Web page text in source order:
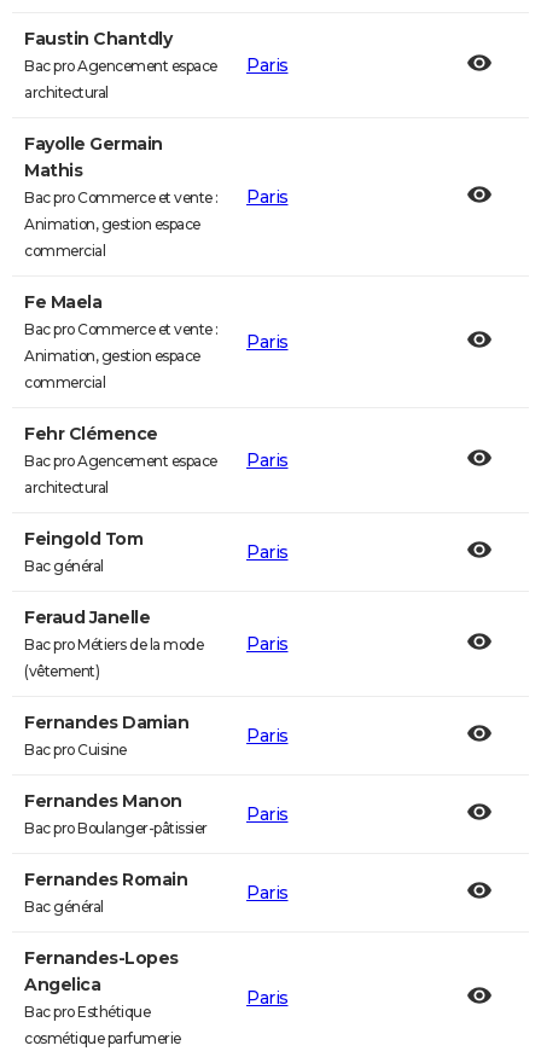
Faustin Chantdly
Bac pro Agencement espace
architectural
Paris
Fayolle Germain
Mathis
Bac pro Commerce et vente :
Animation, gestion espace
commercial
Paris
Fe Maela
Bac pro Commerce et vente :
Animation, gestion espace
commercial
Paris
Fehr Clémence
Bac pro Agencement espace
architectural
Paris
Feingold Tom
Bac général
Paris
Feraud Janelle
Bac pro Métiers de la mode
(vêtement)
Paris
Fernandes Damian
Bac pro Cuisine
Paris
Fernandes Manon
Bac pro Boulanger-pâtissier
Paris
Fernandes Romain
Bac général
Paris
Fernandes-Lopes
Angelica
Bac pro Esthétique
cosmétique parfumerie
Paris